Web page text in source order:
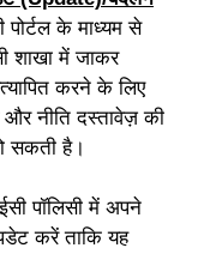
के माध्यम से
शाखा में जाकर
करने के लिए
और नीति दस्तावेज़ की
सकती है।
पॉलिसी में अपने
करें ताकि यह